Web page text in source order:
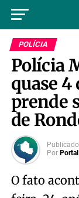
POLÍCIA
Polícia
quase 4
prende
de
Por
O fato